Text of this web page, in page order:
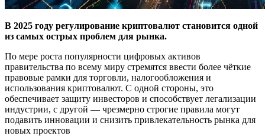
В 2025 году регулирование криптовалют становится одной
из самых острых проблем для рынка.
По мере роста популярности цифровых активов
правительства по всему миру стремятся ввести более чёткие
правовые рамки для торговли, налогообложения и
использования криптовалют. С одной стороны, это
обеспечивает защиту инвесторов и способствует легализации
индустрии, с другой — чрезмерно строгие правила могут
подавить инновации и снизить привлекательность рынка для
новых проектов